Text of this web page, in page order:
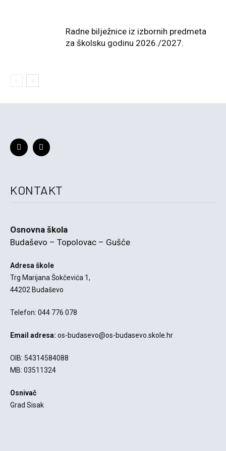
Radne bilježnice iz izbornih predmeta
za školsku godinu 2026./2027.
KONTAKT
Osnovna škola
Budaševo – Topolovac – Gušće
Adresa škole
Trg Marijana Šokčevića 1,
44202 Budaševo
Telefon: 044 776 078
Email adresa: os-budasevo@os-budasevo.skole.hr
OIB: 54314584088
MB: 03511324
Osnivač
Grad Sisak